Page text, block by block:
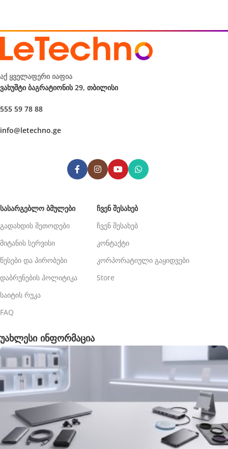
აქ ყველაფერი იაფია
ვახუშტი ბაგრატიონის 29, თბილისი
555 59 78 88
info@letechno.ge
ᲡᲐᲡᲐᲠᲒᲔᲑᲚᲝ ᲑᲛᲣᲚᲔᲑᲘ
გადახდის მეთოდები
მიტანის სერვისი
წესები და პირობები
დაბრუნების პოლიტიკა
საიტის რუკა
FAQ
ᲩᲕᲔᲜ ᲨᲔᲡᲐᲮᲔᲑ
ჩვენ შესახებ
კონტაქტი
კორპორატიული გაყიდვები
Store
უახლესი ინფორმაცია